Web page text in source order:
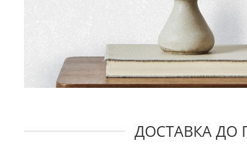
ДОСТАВКА ДО